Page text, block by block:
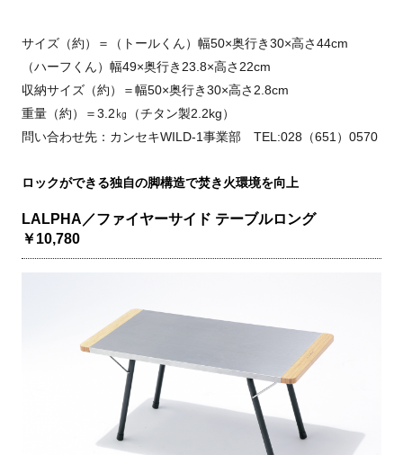
サイズ（約）＝（トールくん）幅50×奥行き30×高さ44cm
（ハーフくん）幅49×奥行き23.8×高さ22cm
収納サイズ（約）＝幅50×奥行き30×高さ2.8cm
重量（約）＝3.2㎏（チタン製2.2kg）
問い合わせ先：カンセキWILD-1事業部 TEL:028（651）0570
ロックができる独自の脚構造で焚き火環境を向上
LALPHA／ファイヤーサイド テーブルロング
￥10,780